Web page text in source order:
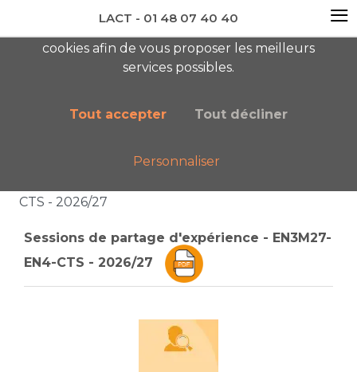
newsletter AC
Boutique
Catalogue général
CTS - 2026/27
Sessions de partage d'expérience - EN3M27-
EN4-CTS - 2026/27
cookies afin de vous proposer les meilleurs
services possibles.
Tout accepter Tout décliner
Personnaliser
LACT - 01 48 07 40 40 ≡